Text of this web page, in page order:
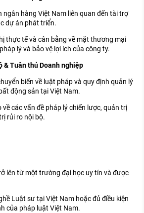
ngân hàng Việt Nam liên quan đến tài trợ
dự án phát triển.
thực tế và cân bằng về mặt thương mại
lý và bảo vệ lợi ích của công ty.
& Tuân thủ Doanh nghiệp
biến về luật pháp và quy định quản lý
động sản tại Việt Nam.
về các vấn đề pháp lý chiến lược, quản trị
rủi ro nội bộ.
lên từ một trường đại học uy tín và được
Luật sư tại Việt Nam hoặc đủ điều kiện
của pháp luật Việt Nam.